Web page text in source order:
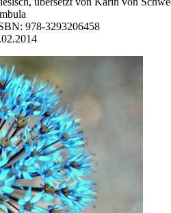
978-3293206458